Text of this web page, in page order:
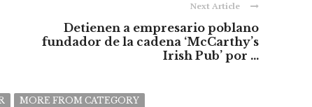
Next Article
Detienen a empresario poblano
fundador de la cadena ‘McCarthy’s
Irish Pub’ por ...
MORE FROM CATEGORY